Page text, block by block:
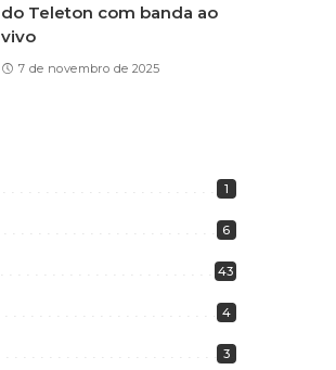
do Teleton com banda ao
vivo
7 de novembro de 2025
1
6
43
4
3